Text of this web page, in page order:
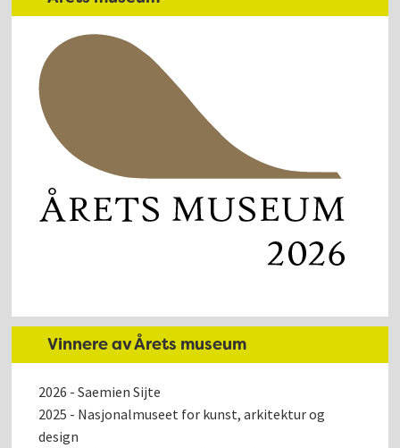
Vinnere av Årets museum
2026 - Saemien Sijte
2025 - Nasjonalmuseet for kunst, arkitektur og
design